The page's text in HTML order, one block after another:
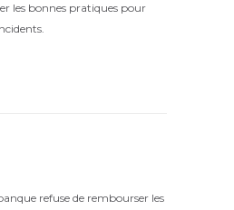
les bonnes pratiques pour
refuse de rembourser les